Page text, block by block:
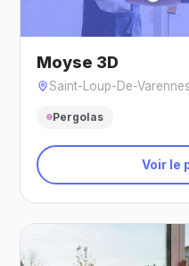
Moyse 3D
Saint-Loup-De-
Pergolas
Voir le